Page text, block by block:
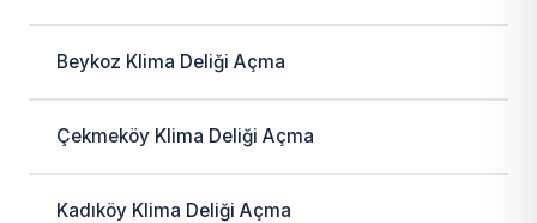
Beykoz Klima Deliği Açma
Çekmeköy Klima Deliği Açma
Kadıköy Klima Deliği Açma